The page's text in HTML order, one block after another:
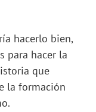
hacerlo bien,
para hacer la
que
la formación